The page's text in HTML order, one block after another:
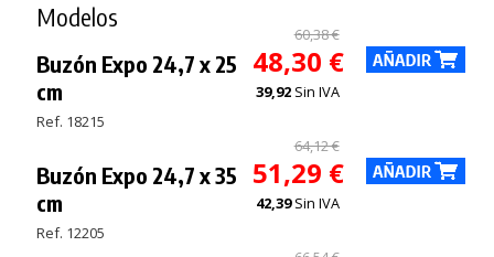
Modelos
Buzón Expo 24,7 x 25
cm
Ref. 18215
60,38 €
48,30 €
39,92 Sin IVA
Buzón Expo 24,7 x 35
cm
Ref. 12205
64,12 €
51,29 €
42,39Sin IVA